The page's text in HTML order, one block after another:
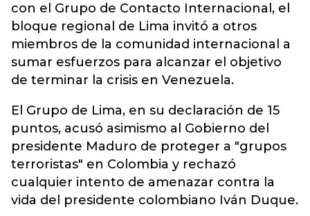
con el Grupo de Contacto Internacional, el
bloque regional de Lima invitó a otros
miembros de la comunidad internacional a
sumar esfuerzos para alcanzar el objetivo
de terminar la crisis en Venezuela.
El Grupo de Lima, en su declaración de 15
puntos, acusó asimismo al Gobierno del
presidente Maduro de proteger a "grupos
terroristas" en Colombia y rechazó
cualquier intento de amenazar contra la
vida del presidente colombiano Iván Duque.